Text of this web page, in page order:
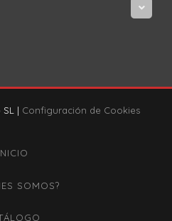
| Configuración de Cookies
SOMOS?